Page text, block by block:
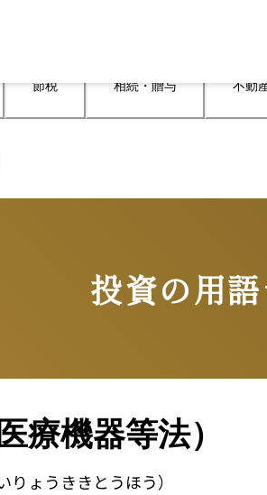
節税 相続・贈与 不動
投資の用
療機器等法）
ょうききとうほう）